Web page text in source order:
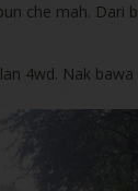
che mah. Dari
4wd. Nak